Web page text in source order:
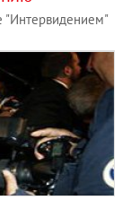
"Интервидением"